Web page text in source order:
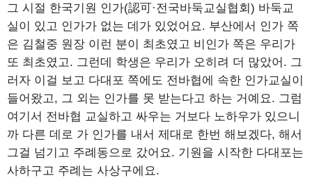
그 시절 한국기원 인가(認可·전국바둑교실협회) 바둑교
실이 있고 인가가 없는 데가 있었어요. 부산에서 인가 쪽
은 김철중 원장 이런 분이 최초였고 비인가 쪽은 우리가
또 최초였고. 그런데 학생은 우리가 오히려 더 많았어. 그
러자 이걸 보고 다대포 쪽에도 전바협에 속한 인가교실이
들어왔고, 그 외는 인가를 못 받는다고 하는 거예요. 그럼
여기서 전바협 교실하고 싸우는 거보다 노하우가 있으니
까 다른 데로 가 인가를 내서 제대로 한번 해보겠다, 해서
그걸 넘기고 주례동으로 갔어요. 기원을 시작한 다대포는
사하구고 주례는 사상구에요.